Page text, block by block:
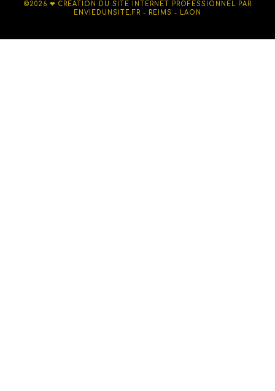
©2026 ❤ CRÉATION DU SITE INTERNET PROFESSIONNEL PAR
ENVIEDUNSITE.FR - REIMS - LAON